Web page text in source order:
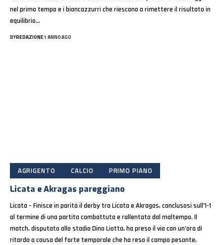
nel primo tempo e i biancazzurri che riescono a rimettere il risultato in
equilibrio…
BYREDAZIONE1 ANNO AGO
AGRIGENTO CALCIO PRIMO PIANO
Licata e Akragas pareggiano
Licata – Finisce in parità il derby tra Licata e Akragas, conclusosi sull’1-1
al termine di una partita combattuta e rallentata dal maltempo. Il
match, disputato allo stadio Dino Liotta, ha preso il via con un’ora di
ritardo a causa del forte temporale che ha reso il campo pesante,